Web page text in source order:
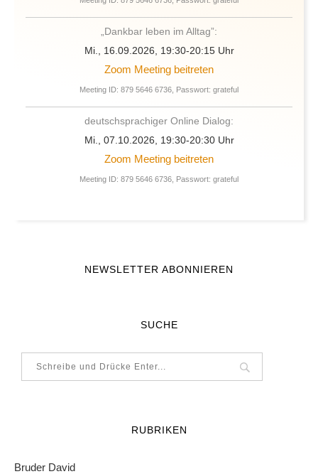
„Dankbar leben im Alltag”:
Mi., 16.09.2026, 19:30-20:15 Uhr
Zoom Meeting beitreten
Meeting ID: 879 5646 6736, Passwort: grateful
deutschsprachiger Online Dialog:
Mi., 07.10.2026, 19:30-20:30 Uhr
Zoom Meeting beitreten
Meeting ID: 879 5646 6736, Passwort: grateful
NEWSLETTER ABONNIEREN
SUCHE
RUBRIKEN
Bruder David